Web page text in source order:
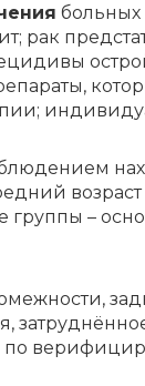
боль­ных
рак
груп­пы –
по